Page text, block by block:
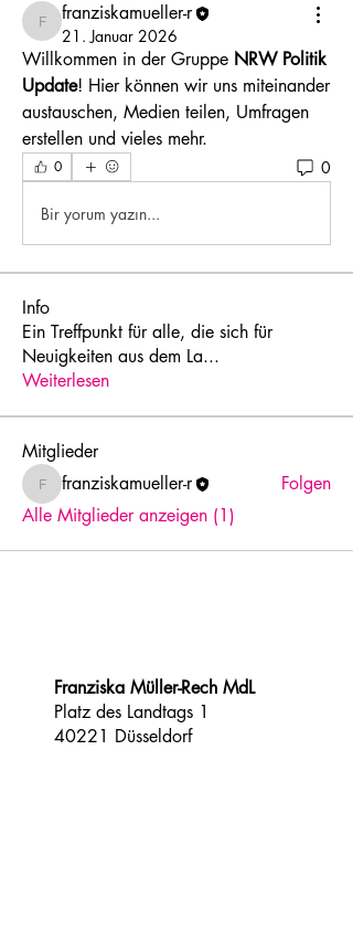
franziskamueller-r
franziskamueller-r
21. Januar 2026
Willkommen in der Gruppe NRW Politik
Update! Hier können wir uns miteinander
austauschen, Medien teilen, Umfragen
erstellen und vieles mehr.
0 0
Bir yorum yazın...
Info
Ein Treffpunkt für alle, die sich für
Neuigkeiten aus dem La...
Weiterlesen
Mitglieder
franziskamueller-r
franziskamueller-r
Folgen
Alle Mitglieder anzeigen (1)
Franziska Müller-Rech MdL
​Platz des Landtags 1
40221 Düsseldorf​